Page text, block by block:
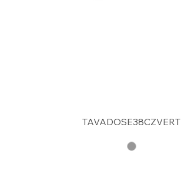
TAVADOSE38CZVERT